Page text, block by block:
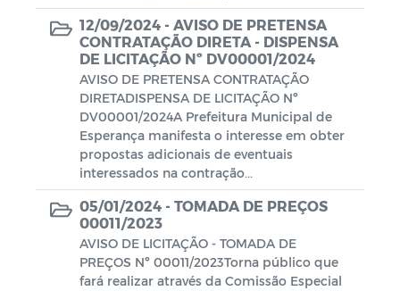
12/09/2024 - AVISO DE PRETENSA
CONTRATAÇÃO DIRETA - DISPENSA
DE LICITAÇÃO Nº DV00001/2024
AVISO DE PRETENSA CONTRATAÇÃO
DIRETADISPENSA DE LICITAÇÃO Nº
DV00001/2024A Prefeitura Municipal de
Esperança manifesta o interesse em obter
propostas adicionais de eventuais
interessados na contração...
05/01/2024 - TOMADA DE PREÇOS
00011/2023
AVISO DE LICITAÇÃO - TOMADA DE
PREÇOS Nº 00011/2023Torna público que
fará realizar através da Comissão Especial